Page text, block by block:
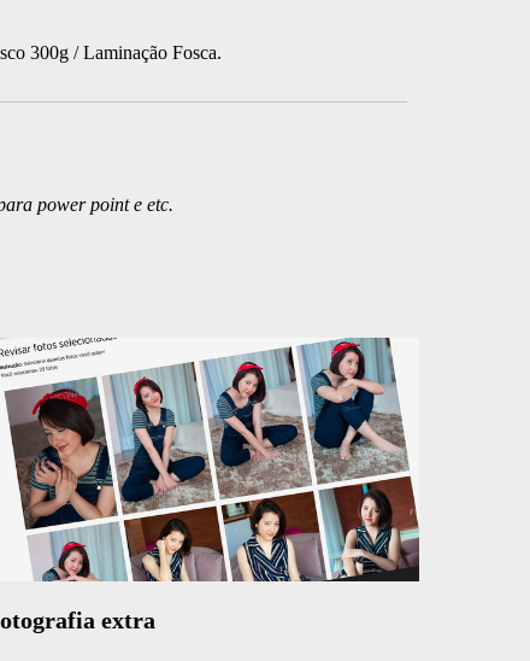
300g /Laminação Fosca.
power point e etc.
extra